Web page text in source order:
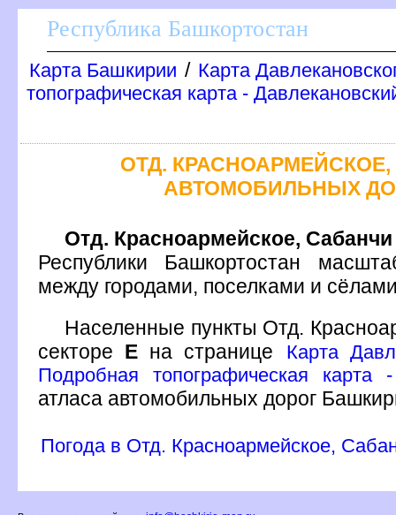
Республика Башкортостан
Карта Башкирии / Карта
топографическая карта -
ОТД.
АВТОМОБИЛЬНЫХ
Отд. Красноармейское, Сабанчи
Республики Башкортостан
между городами, поселками и
Населенные пункты Отд.
секторе Ена странице
Карта
Подробная топографическая
атласа автомобильных дорог
Погода в Отд. Красноармейское,